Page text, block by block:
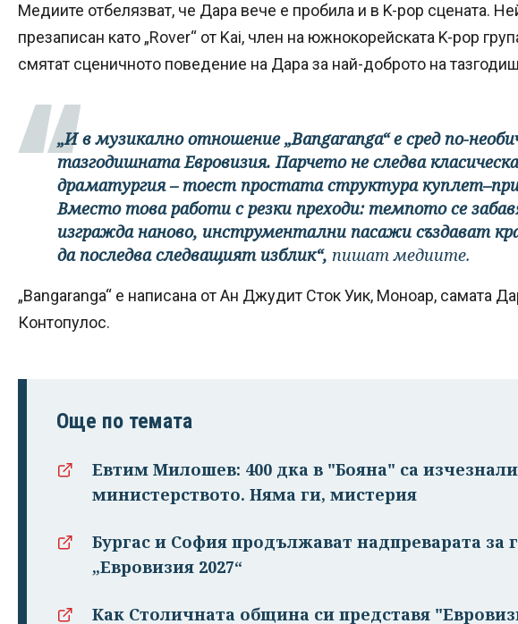
Медиите отбелязват, че Дара вече е пробила и в K-рop сцената.
презаписан като „Rover“ от Kai, член на южнокорейската K-pop
смятат сценичното поведение на Дара за най-доброто на
„И в музикално отношение „Bangaranga“ е сред по-
тазгодишната Евровизия. Парчето не следва
драматургия – тоест простата структура
Вместо това работи с резки преходи: темпото се
изгражда наново, инструментални пасажи създават
да последва следващият изблик“, пишат медиите.
„Bangaranga“ е написана от Ан Джудит Сток Уик, Моноар, самата
Контопулос.
Още по темата
Евтим Милошев: 400 дка в "Бояна" са
министерството. Няма ги, мистерия
Бургас и София продължават надпреварата за
„Евровизия 2027“
Как Столичната община си представя